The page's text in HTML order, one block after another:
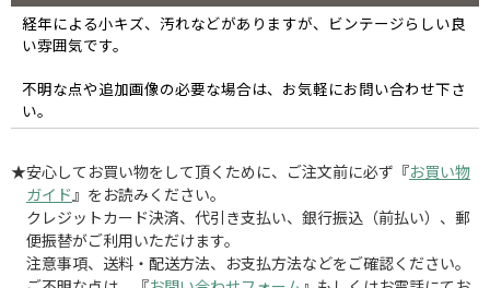
経年による小キズ、汚れなどがありますが、ビンテージらしい良
い雰囲気です。
不明な点や追加画像の必要な場合は、お気軽にお問い合わせ下さ
い。
★安心してお買い物をして頂くために、ご注文前に必ず『お買い物
ガイド 』をお読みください。
クレジットカード決済、代引き支払い、銀行振込（前払い）、郵
便振替がご利用いただけます。
注意事項、送料・配送方法、お支払方法などをご確認ください。